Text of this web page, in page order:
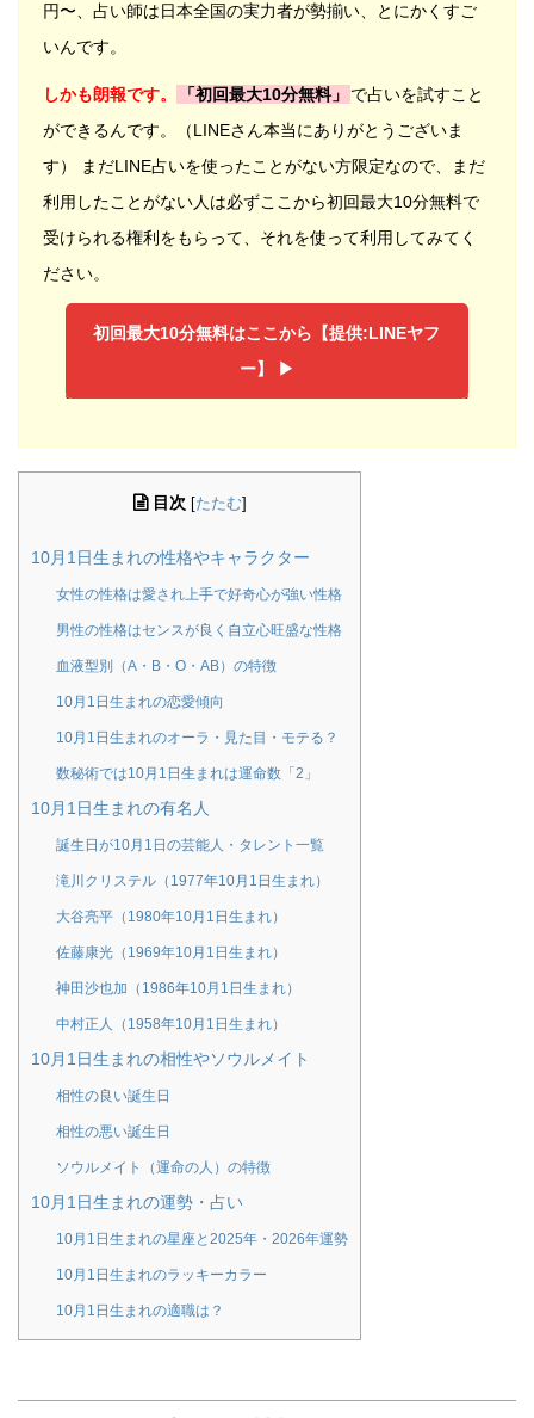
円〜、占い師は日本全国の実力者が勢揃い、とにかくすご
いんです。
しかも朗報です。 「初回最大10分無料」
で占いを試すこと
ができるんです。（LINEさん本当にありがとうございま
す） まだLINE占いを使ったことがない方限定なので、まだ
利用したことがない人は必ずここから初回最大10分無料で
受けられる権利をもらって、それを使って利用してみてく
ださい。
初回最大10分無料はここから【提供:LINEヤフ
ー】 ▶︎
目次 たたむ
10月1日生まれの性格やキャラクター
女性の性格は愛され上手で好奇心が強い性格
男性の性格はセンスが良く自立心旺盛な性格
血液型別（A・B・O・AB）の特徴
10月1日生まれの恋愛傾向
10月1日生まれのオーラ・見た目・モテる？
数秘術では10月1日生まれは運命数「2」
10月1日生まれの有名人
誕生日が10月1日の芸能人・タレント一覧
滝川クリステル（1977年10月1日生まれ）
大谷亮平（1980年10月1日生まれ）
佐藤康光（1969年10月1日生まれ）
神田沙也加（1986年10月1日生まれ）
中村正人（1958年10月1日生まれ）
10月1日生まれの相性やソウルメイト
相性の良い誕生日
相性の悪い誕生日
ソウルメイト（運命の人）の特徴
10月1日生まれの運勢・占い
10月1日生まれの星座と2025年・2026年運勢
10月1日生まれのラッキーカラー
10月1日生まれの適職は？